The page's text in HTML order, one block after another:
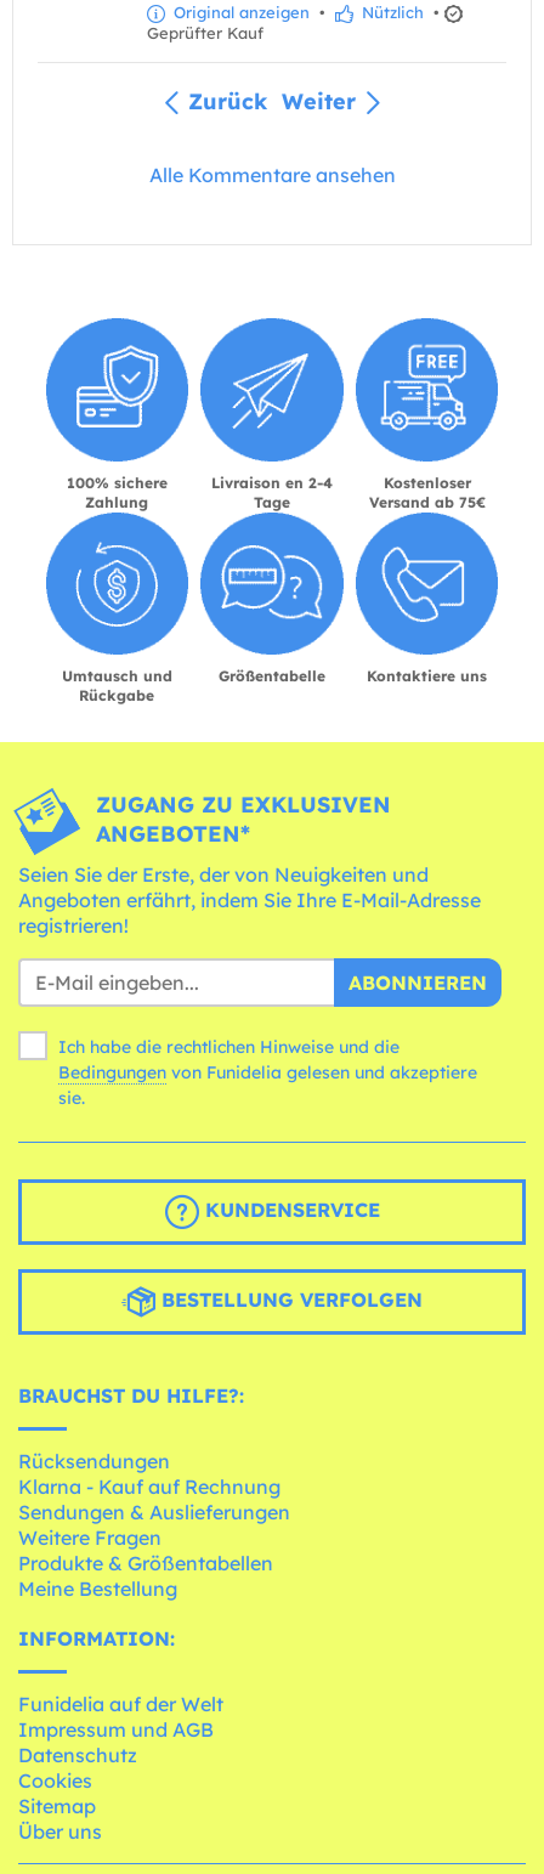
Original anzeigen • Nützlich •
Geprüfter Kauf
Zurück Weiter
Alle Kommentare ansehen
100% sichere
Zahlung
Livraison en 2-4
Tage
Kostenloser
Versand ab 75€
Umtausch und
Rückgabe
Größentabelle Kontaktiere uns
ZUGANG ZU EXKLUSIVEN
ANGEBOTEN*
Seien Sie der Erste, der von Neuigkeiten und
Angeboten erfährt, indem Sie Ihre E-Mail-Adresse
registrieren!
ABONNIEREN
Ich habe die rechtlichen Hinweise und die
Bedingungen
sie.
KUNDENSERVICE
BESTELLUNG VERFOLGEN
BRAUCHST DU HILFE?:
Rücksendungen
Klarna - Kauf auf Rechnung
Sendungen & Auslieferungen
Weitere Fragen
Produkte & Größentabellen
Meine Bestellung
INFORMATION:
Funidelia auf der Welt
Impressum und AGB
Datenschutz
Cookies
Sitemap
Über uns